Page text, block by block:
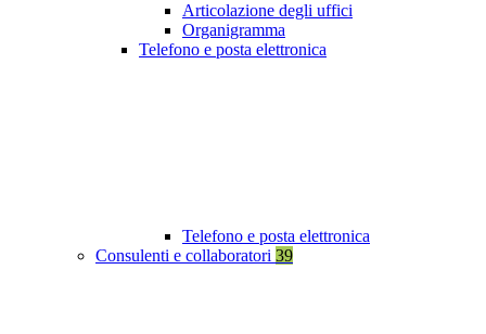
Articolazione degli uffici
Organigramma
Telefono e posta elettronica
Telefono e posta elettronica
Consulenti e collaboratori 39